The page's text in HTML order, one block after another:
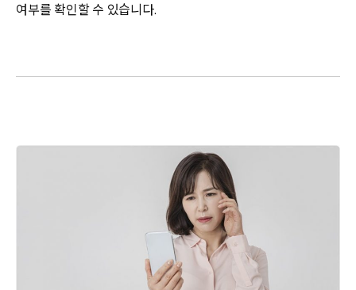
여부를 확인할 수 있습니다.